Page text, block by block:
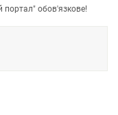
обов'язкове!